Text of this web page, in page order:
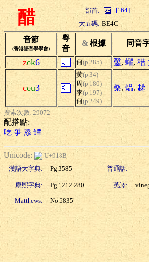
醋 部首: [164]
大五碼: BE4C
音節
(香港語言學學會)
粵
音
& 根據 同音
zok6 何(p.285) 鑿, 蠗, 稓
cou3
黃(p.34)
周(p.180)
李(p.197)
何(p.249)
喿, 煰, 趮
搜索次數: 29072
配搭點:
吃 爭 添 罈
Unicode:
U+918B
漢語大字典:
Pg.3585 普通話:
康熙字典: Pg.1212.280 英譯:
Matthews: No.6835